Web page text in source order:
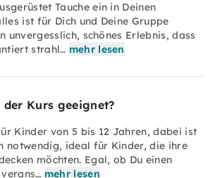
Tauche ein in Deinen
ist für Dich und Deine Gruppe
unvergesslich, schönes Erlebnis, dass
strahl… mehr lesen
der Kurs geeignet?
Kinder von 5 bis 12 Jahren, dabei ist
notwendig, ideal für Kinder, die ihre
möchten. Egal, ob Du einen
mehr lesen